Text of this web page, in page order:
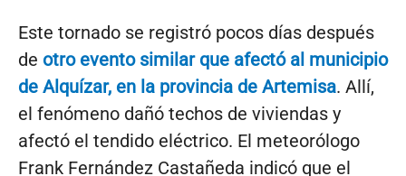
Este tornado se registró pocos días después
de otro evento similar que afectó al municipio
de Alquízar, en la provincia de Artemisa. Allí,
el fenómeno dañó techos de viviendas y
afectó el tendido eléctrico. El meteorólogo
Frank Fernández Castañeda indicó que el